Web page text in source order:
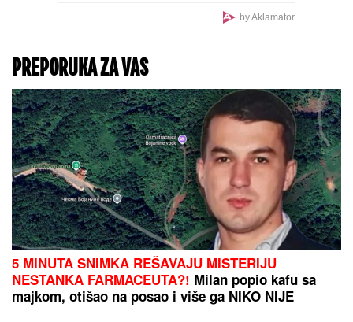
by Aklamator
PREPORUKA ZA VAS
5 MINUTA SNIMKA REŠAVAJU MISTERIJU
NESTANKA FARMACEUTA?! Milan popio kafu sa
majkom, otišao na posao i više ga NIKO NIJE